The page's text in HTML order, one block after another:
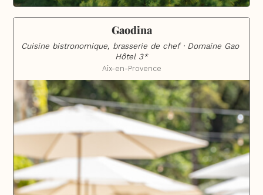
Gaodina
Cuisine bistronomique, brasserie de chef · Domaine Gao
Hôtel 3*
Aix-en-Provence